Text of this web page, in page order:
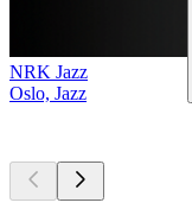
NRK Jazz
Oslo, Jazz